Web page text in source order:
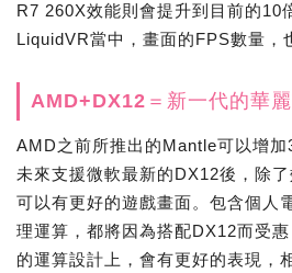
R7 260X效能則會提升到目前的10
LiquidVR當中，畫面的FPS數量，
AMD+DX12＝新一代的華
AMD之前所推出的Mantle可以增
未來支援微軟最新的DX12後，除
可以有更好的遊戲畫面。包含個人
理運算，都將因為搭配DX12而受
的運算設計上，會有更好的表現，